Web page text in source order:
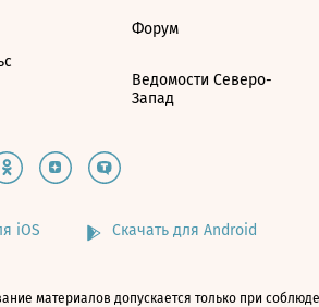
Форум
Ведомости Северо-
Запад
iOS Скачать для Android
материалов допускается только при